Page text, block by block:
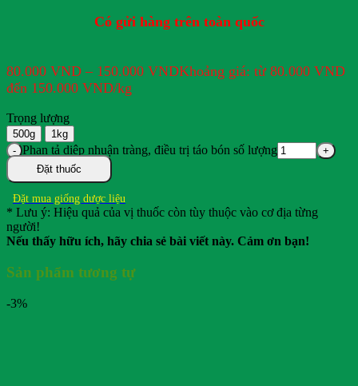
Có gửi hàng trên toàn quốc
80.000 VND – 150.000 VNDKhoảng giá: từ 80.000 VND
đến 150.000 VND/kg
Trọng lượng
500g 1kg
Phan tả diệp nhuận tràng, điều trị táo bón số lượng
Đặt thuốc
Đặt mua giống dược liệu
* Lưu ý: Hiệu quả của vị thuốc còn tùy thuộc vào cơ địa từng
người!
Nếu thấy hữu ích, hãy chia sẻ bài viết này. Cảm ơn bạn!
Sản phẩm tương tự
-3%